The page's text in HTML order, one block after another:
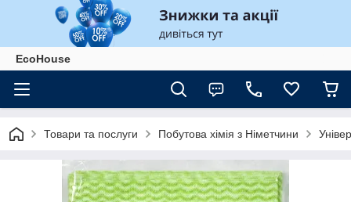
EcoHouse
Товари та послуги Побутова хімія з Німетчини